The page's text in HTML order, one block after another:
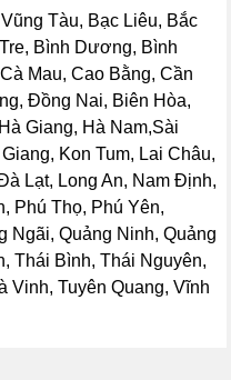
Tàu, Bạc Liêu, Bắc
Bình Dương, Bình
Mau, Cao Bằng, Cần
Đồng Nai, Biên Hòa,
Giang, Hà Nam,Sài
Kon Tum, Lai Châu,
Lạt, Long An, Nam Định,
Phú Thọ, Phú Yên,
Ngãi, Quảng Ninh, Quảng
Thái Bình, Thái Nguyên,
Vinh, Tuyên Quang, Vĩnh